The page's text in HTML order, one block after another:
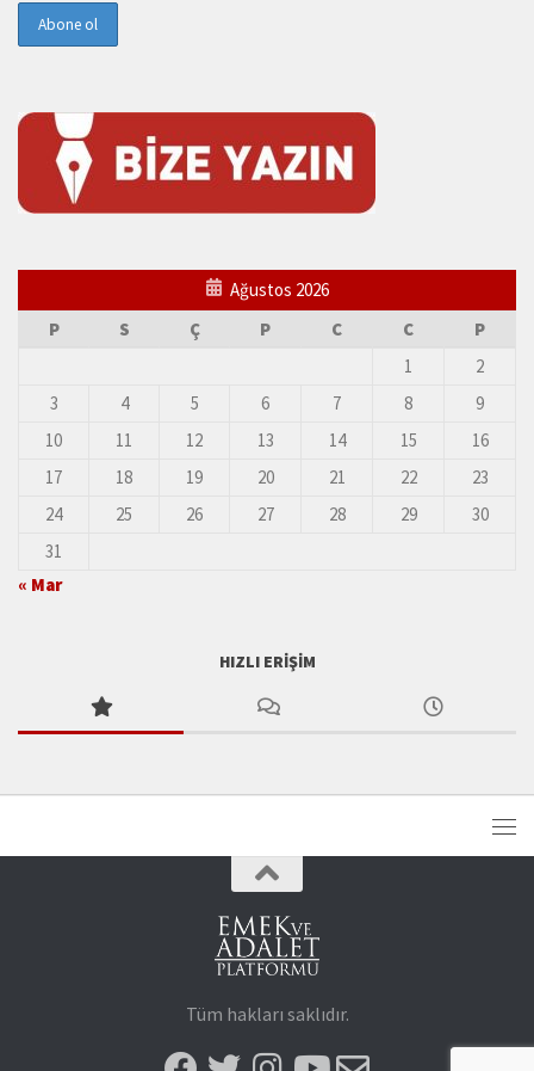
Ağustos 2026
P
S Ç P C C
P
1
2
3
4 5 6 7 8
9
10
11 12 13 14 15
16
17
18 19 20 21 22
23
24
25 26 27 28 29
30
31
« Mar
HIZLI ERIŞIM
Tüm hakları saklıdır.